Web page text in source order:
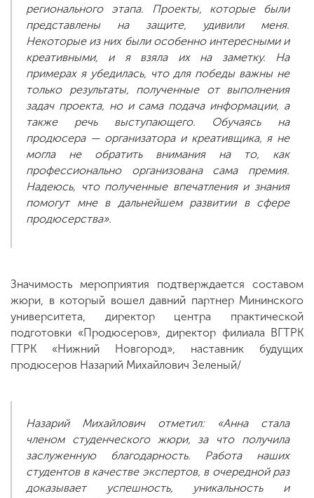
регионального этапа. Проекты, которые были
представлены на защите, удивили меня.
Некоторые из них были особенно интересными и
креативными, и я взяла их на заметку. На
примерах я убедилась, что для победы важны не
только результаты, полученные от выполнения
задач проекта, но и сама подача информации, а
также речь выступающего. Обучаясь на
продюсера — организатора и креативщика, я не
могла не обратить внимания на то, как
профессионально организована сама премия.
Надеюсь, что полученные впечатления и знания
помогут мне в дальнейшем развитии в сфере
продюсерства».
Значимость мероприятия подтверждается составом
жюри, в который вошел давний партнер Мининского
университета, директор центра практической
подготовки «Продюсеров», директор филиала ВГТРК
ГТРК «Нижний Новгород», наставник будущих
продюсеров Назарий Михайлович Зеленый/
Назарий Михайлович отметил: «Анна стала
членом студенческого жюри, за что получила
заслуженную благодарность. Работа наших
студентов в качестве экспертов, в очередной раз
доказывает успешность, уникальность и